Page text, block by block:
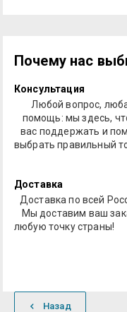
Почему нас
Консультация
Любой вопрос,
помощь: мы здесь,
вас поддержать и
выбрать правильный
Доставка
Доставка по всей
Мы доставим ваш
любую точку страны!
Назад